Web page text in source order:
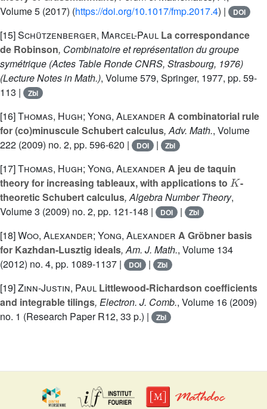
Volume 5 (2017) (https://doi.org/10.1017/fmp.2017.4) | DOI
[15]Schützenberger, Marcel-Paul La correspondance
de Robinson, Combinatoire et représentation du groupe
symétrique (Actes Table Ronde CNRS, Strasbourg, 1976)
(Lecture Notes in Math.), Volume 579, Springer, 1977, pp. 59-
113 |
Zbl
[16]Thomas, Hugh; Yong, Alexander A combinatorial rule
for (co)minuscule Schubert calculus, Adv. Math., Volume
222 (2009) no. 2, pp. 596-620 | DOI | Zbl
[17]Thomas, Hugh; Yong, Alexander A jeu de taquin
theory for increasing tableaux, with applications to
K
-
theoretic Schubert calculus, Algebra Number Theory,
Volume 3 (2009) no. 2, pp. 121-148 | DOI | Zbl
[18]Woo, Alexander; Yong, Alexander A Gröbner basis
for Kazhdan-Lusztig ideals, Am. J. Math., Volume 134
(2012) no. 4, pp. 1089-1137 |
DOI | Zbl
[19]Zinn-Justin, Paul Littlewood-Richardson coefficients
and integrable tilings, Electron. J. Comb., Volume 16 (2009)
no. 1 (Research Paper R12, 33 p.) |
Zbl